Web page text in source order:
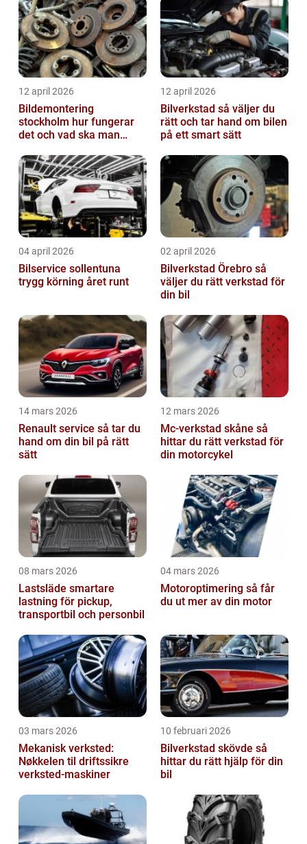
12 april 2026
Bildemontering
stockholm hur fungerar
det och vad ska man
12 april 2026
Bilverkstad så väljer du
rätt och tar hand om bilen
på ett smart sätt
04 april 2026
Bilservice sollentuna
trygg körning året runt
02 april 2026
Bilverkstad Örebro så
väljer du rätt verkstad för
din bil
14 mars 2026
Renault service så tar du
hand om din bil på rätt
sätt
12 mars 2026
Mc-verkstad skåne så
hittar du rätt verkstad för
din motorcykel
08 mars 2026
Lastsläde smartare
lastning för pickup,
transportbil och personbil
04 mars 2026
Motoroptimering så får
du ut mer av din motor
03 mars 2026
Mekanisk verksted:
Nøkkelen til driftssikre
verksted-maskiner
10 februari 2026
Bilverkstad skövde så
hittar du rätt hjälp för din
bil